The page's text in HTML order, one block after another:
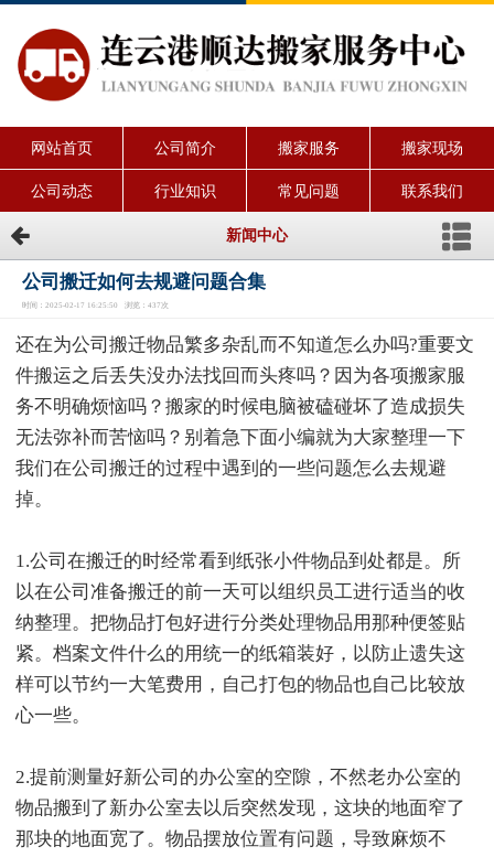
网站首页 公司简介 搬家服务 搬家现场
公司动态 行业知识 常见问题 联系我们
新闻中心
公司搬迁如何去规避问题合集
时间：2025-02-17 16:25:50 浏览：437次
还在为公司搬迁物品繁多杂乱而不知道怎么办吗?重要文
件搬运之后丢失没办法找回而头疼吗？因为各项搬家服
务不明确烦恼吗？搬家的时候电脑被磕碰坏了造成损失
无法弥补而苦恼吗？别着急下面小编就为大家整理一下
我们在公司搬迁的过程中遇到的一些问题怎么去规避
掉。
1.公司在搬迁的时经常看到纸张小件物品到处都是。所
以在公司准备搬迁的前一天可以组织员工进行适当的收
纳整理。把物品打包好进行分类处理物品用那种便签贴
紧。档案文件什么的用统一的纸箱装好，以防止遗失这
样可以节约一大笔费用，自己打包的物品也自己比较放
心一些。
2.提前测量好新公司的办公室的空隙，不然老办公室的
物品搬到了新办公室去以后突然发现，这块的地面窄了
那块的地面宽了。物品摆放位置有问题，导致麻烦不